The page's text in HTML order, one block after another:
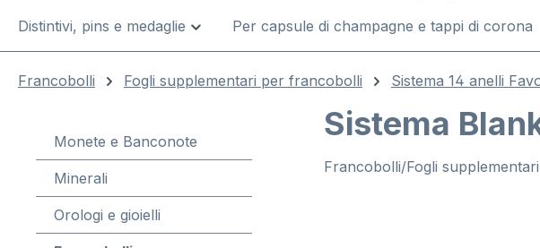
Distintivi, pins e medaglie
Per capsule di champagne e tappi di corona
Francobolli Fogli supplementari per francobolli Sistema 14 anelli
Monete e Banconote
Minerali
Orologi e gioielli
Sistema
Francobolli/Fogli